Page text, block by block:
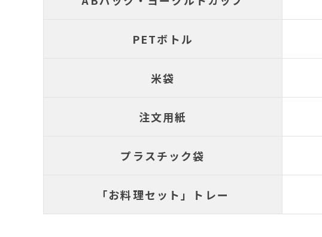
PETボトル
米袋
注文用紙
プラスチック袋
「お料理セット」トレー